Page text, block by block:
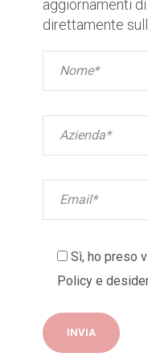
aggiornamenti
direttamente
Sì, ho preso
Policy e